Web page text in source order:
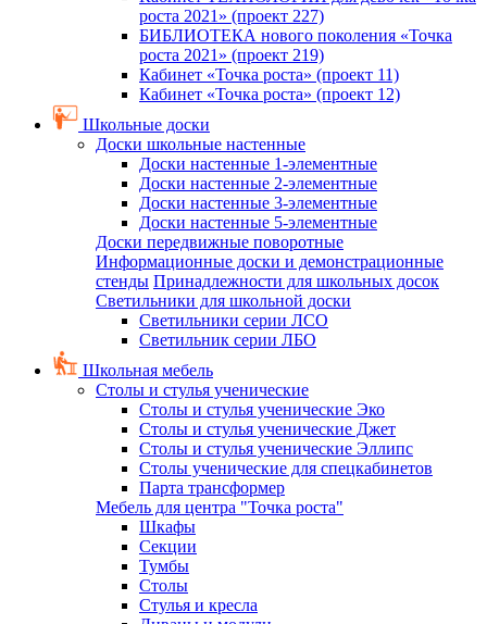
роста 2021» (проект 227)
БИБЛИОТЕКА нового поколения «Точка
роста 2021» (проект 219)
Кабинет «Точка роста» (проект 11)
Кабинет «Точка роста» (проект 12)
Школьные доски
Доски школьные настенные
Доски настенные 1-элементные
Доски настенные 2-элементные
Доски настенные 3-элементные
Доски настенные 5-элементные
Доски передвижные поворотные
Информационные доски и демонстрационные
стенды Принадлежности для школьных досок
Светильники для школьной доски
Светильники серии ЛСО
Светильник серии ЛБО
Школьная мебель
Столы и стулья ученические
Столы и стулья ученические Эко
Столы и стулья ученические Джет
Столы и стулья ученические Эллипс
Столы ученические для спецкабинетов
Парта трансформер
Мебель для центра "Точка роста"
Шкафы
Секции
Тумбы
Столы
Стулья и кресла